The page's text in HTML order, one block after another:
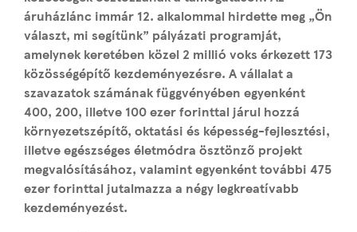
áruházlánc immár 12. alkalommal hirdette meg „Ön
választ, mi segítünk” pályázati programját,
amelynek keretében közel 2 millió voks érkezett 173
közösségépítő kezdeményezésre. A vállalat a
szavazatok számának függvényében egyenként
400, 200, illetve 100 ezer forinttal járul hozzá
környezetszépítő, oktatási és képesség-fejlesztési,
illetve egészséges életmódra ösztönző projekt
megvalósításához, valamint egyenként további 475
ezer forinttal jutalmazza a négy legkreatívabb
kezdeményezést.